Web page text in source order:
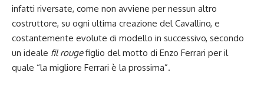
infatti riversate, come non avviene per nessun altro
costruttore, su ogni ultima creazione del Cavallino, e
costantemente evolute di modello in successivo, secondo
un ideale fil rougefiglio del motto di Enzo Ferrari per il
quale “la migliore Ferrari è la prossima”.